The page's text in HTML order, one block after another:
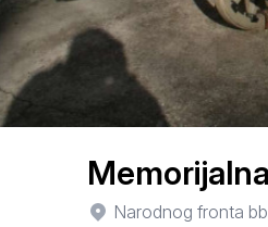
Narodnog fronta